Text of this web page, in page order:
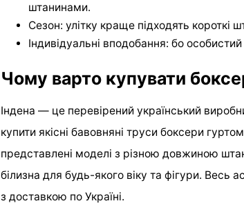
штанинами.
Сезон: улітку краще підходять
Індивідуальні вподобання: бо
Чому варто купувати
Індена — це перевірений український
купити якісні бавовняні труси боксери
представлені моделі з різною довжиною
білизна для будь-якого віку та фігури. Весь
з доставкою по Україні.